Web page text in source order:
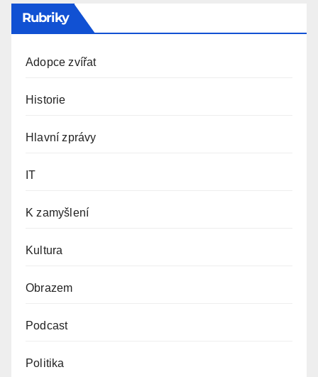
Rubriky
Adopce zvířat
Historie
Hlavní zprávy
IT
K zamyšlení
Kultura
Obrazem
Podcast
Politika